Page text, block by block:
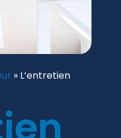
» L’entretien